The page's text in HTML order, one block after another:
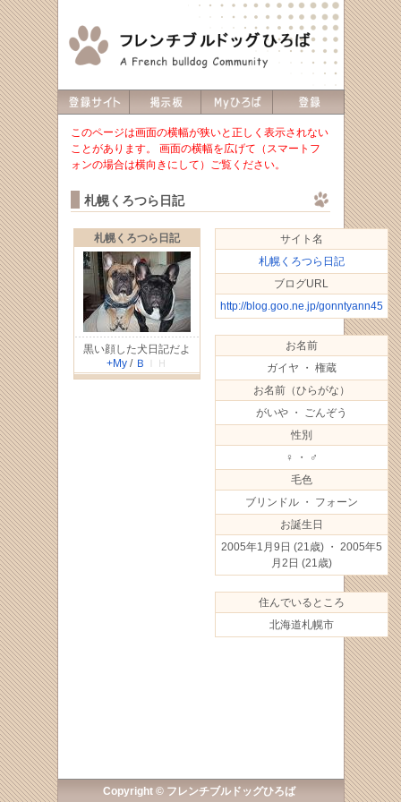
このページは画面の横幅が狭いと正しく表示されない
ことがあります。 画面の横幅を広げて（スマートフ
ォンの場合は横向きにして）ご覧ください。
札幌くろつら日記
札幌くろつら日記
黒い顔した犬日記だよ
+My/ Ｂ ＩＨ
サイト名
札幌くろつら日記
ブログURL
http://blog.goo.ne.jp/gonntyann45
お名前
ガイヤ ・ 権蔵
お名前（ひらがな）
がいや ・ ごんぞう
性別
♀ ・ ♂
毛色
ブリンドル ・ フォーン
お誕生日
2005年1月9日 (21歳) ・ 2005年5
月2日 (21歳)
住んでいるところ
北海道札幌市
Copyright © フレンチブルドッグひろば